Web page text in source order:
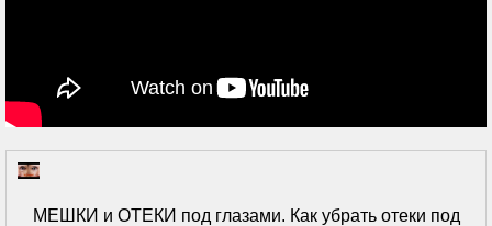
МЕШКИ и ОТЕКИ под глазами. Как убрать отеки под